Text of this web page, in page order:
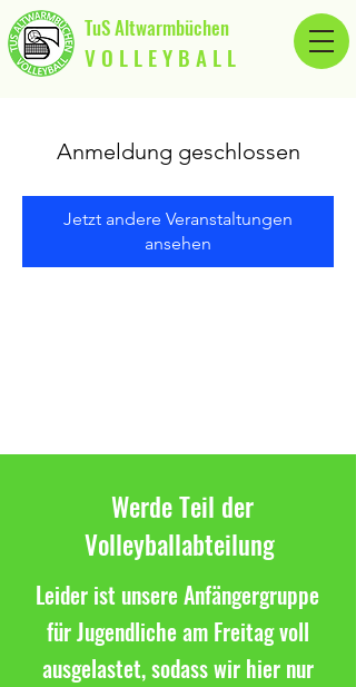
TuS Altwarmbüchen
V O L L E Y B A L L
Anmeldung geschlossen
Jetzt andere Veranstaltungen
ansehen
Werde Teil der
Volleyballabteilung
Leider ist unsere Anfängergruppe
für Jugendliche am Freitag voll
ausgelastet, sodass wir hier nur